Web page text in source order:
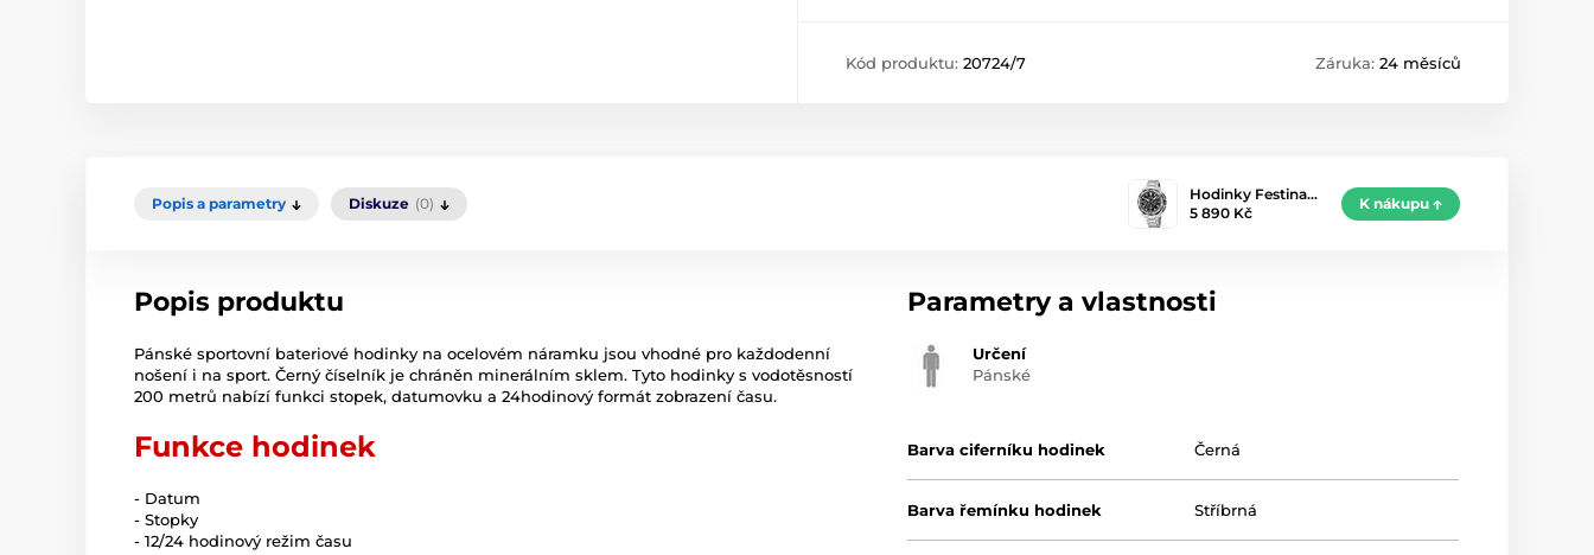
Kód produktu: 20724/7 Záruka: 24 měsíců
Popis a parametry Diskuze (0)
Hodinky Festina…
5 890 Kč
K nákupu
Popis produktu
Pánské sportovní bateriové hodinky na ocelovém náramku jsou vhodné pro každodenní
nošení i na sport. Černý číselník je chráněn minerálním sklem. Tyto hodinky s vodotěsností
200 metrů nabízí funkci stopek, datumovku a 24hodinový formát zobrazení času.
Funkce hodinek
- Datum
- Stopky
- 12/24 hodinový režim času
Parametry a vlastnosti
Určení
Pánské
Barva ciferníku hodinek Černá
Barva řemínku hodinek Stříbrná